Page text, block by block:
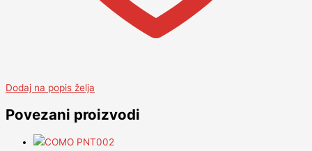
Dodaj na popis želja
Povezani proizvodi